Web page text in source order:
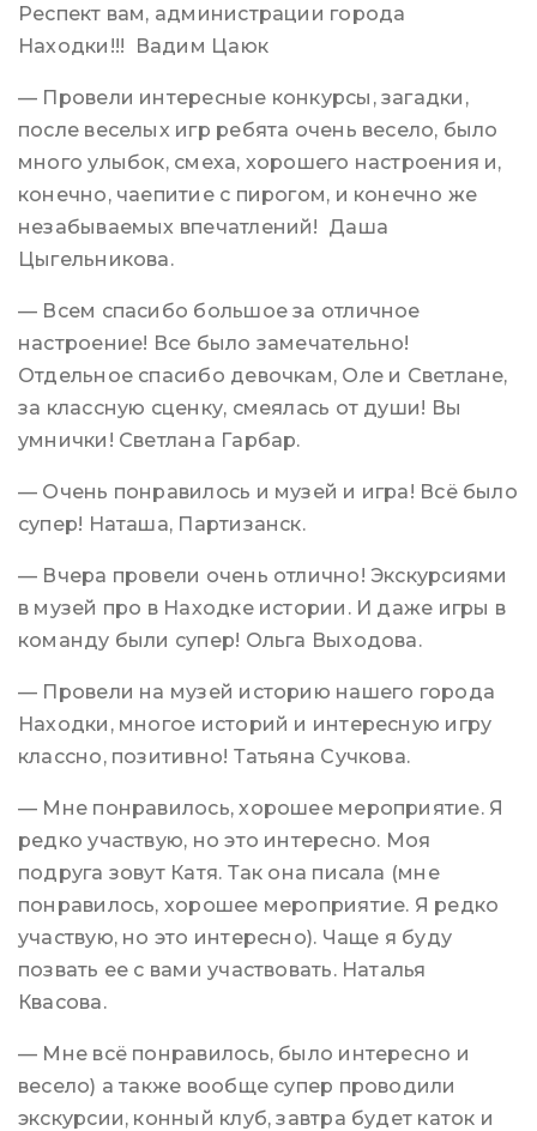
Респект вам, администрации города
Находки!!! Вадим Цаюк
— Провели интересные конкурсы, загадки,
после веселых игр ребята очень весело, было
много улыбок, смеха, хорошего настроения и,
конечно, чаепитие с пирогом, и конечно же
незабываемых впечатлений! Даша
Цыгельникова.
— Всем спасибо большое за отличное
настроение! Все было замечательно!
Отдельное спасибо девочкам, Оле и Светлане,
за классную сценку, смеялась от души! Вы
умнички! Светлана Гарбар.
— Очень понравилось и музей и игра! Всё было
супер! Наташа, Партизанск.
— Вчера провели очень отлично! Экскурсиями
в музей про в Находке истории. И даже игры в
команду были супер! Ольга Выходова.
— Провели на музей историю нашего города
Находки, многое историй и интересную игру
классно, позитивно! Татьяна Сучкова.
— Мне понравилось, хорошее мероприятие. Я
редко участвую, но это интересно. Моя
подруга зовут Катя. Так она писала (мне
понравилось, хорошее мероприятие. Я редко
участвую, но это интересно). Чаще я буду
позвать ее с вами участвовать. Наталья
Квасова.
— Мне всё понравилось, было интересно и
весело) а также вообще супер проводили
экскурсии, конный клуб, завтра будет каток и